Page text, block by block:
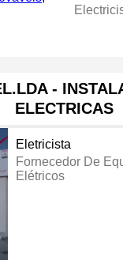
-
ELECTRICAS
Eletricista
Fornecedor De
Elétricos